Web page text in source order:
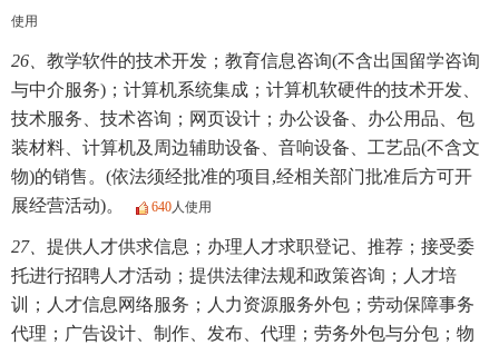
使用
26、 教学软件的技术开发；教育信息咨询(不含出国留学咨询
与中介服务)；计算机系统集成；计算机软硬件的技术开发、
技术服务、技术咨询；网页设计；办公设备、办公用品、包
装材料、计算机及周边辅助设备、音响设备、工艺品(不含文
物)的销售。(依法须经批准的项目,经相关部门批准后方可开
展经营活动)。
640人使用
27、 提供人才供求信息；办理人才求职登记、推荐；接受委
托进行招聘人才活动；提供法律法规和政策咨询；人才培
训；人才信息网络服务；人力资源服务外包；劳动保障事务
代理；广告设计、制作、发布、代理；劳务外包与分包；物